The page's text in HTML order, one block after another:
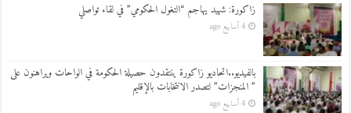
زاكورة: شهيد يهاجم “التغول الحكومي” في لقاء تواصلي
4 أسابيع ago
بالفيديو..اتحاديو زاكورة ينتقدون حصيلة الحكومة في الواحات ويراهنون على
” المنجزات” لتصدر الانتخابات بالإقليم
4 أسابيع ago